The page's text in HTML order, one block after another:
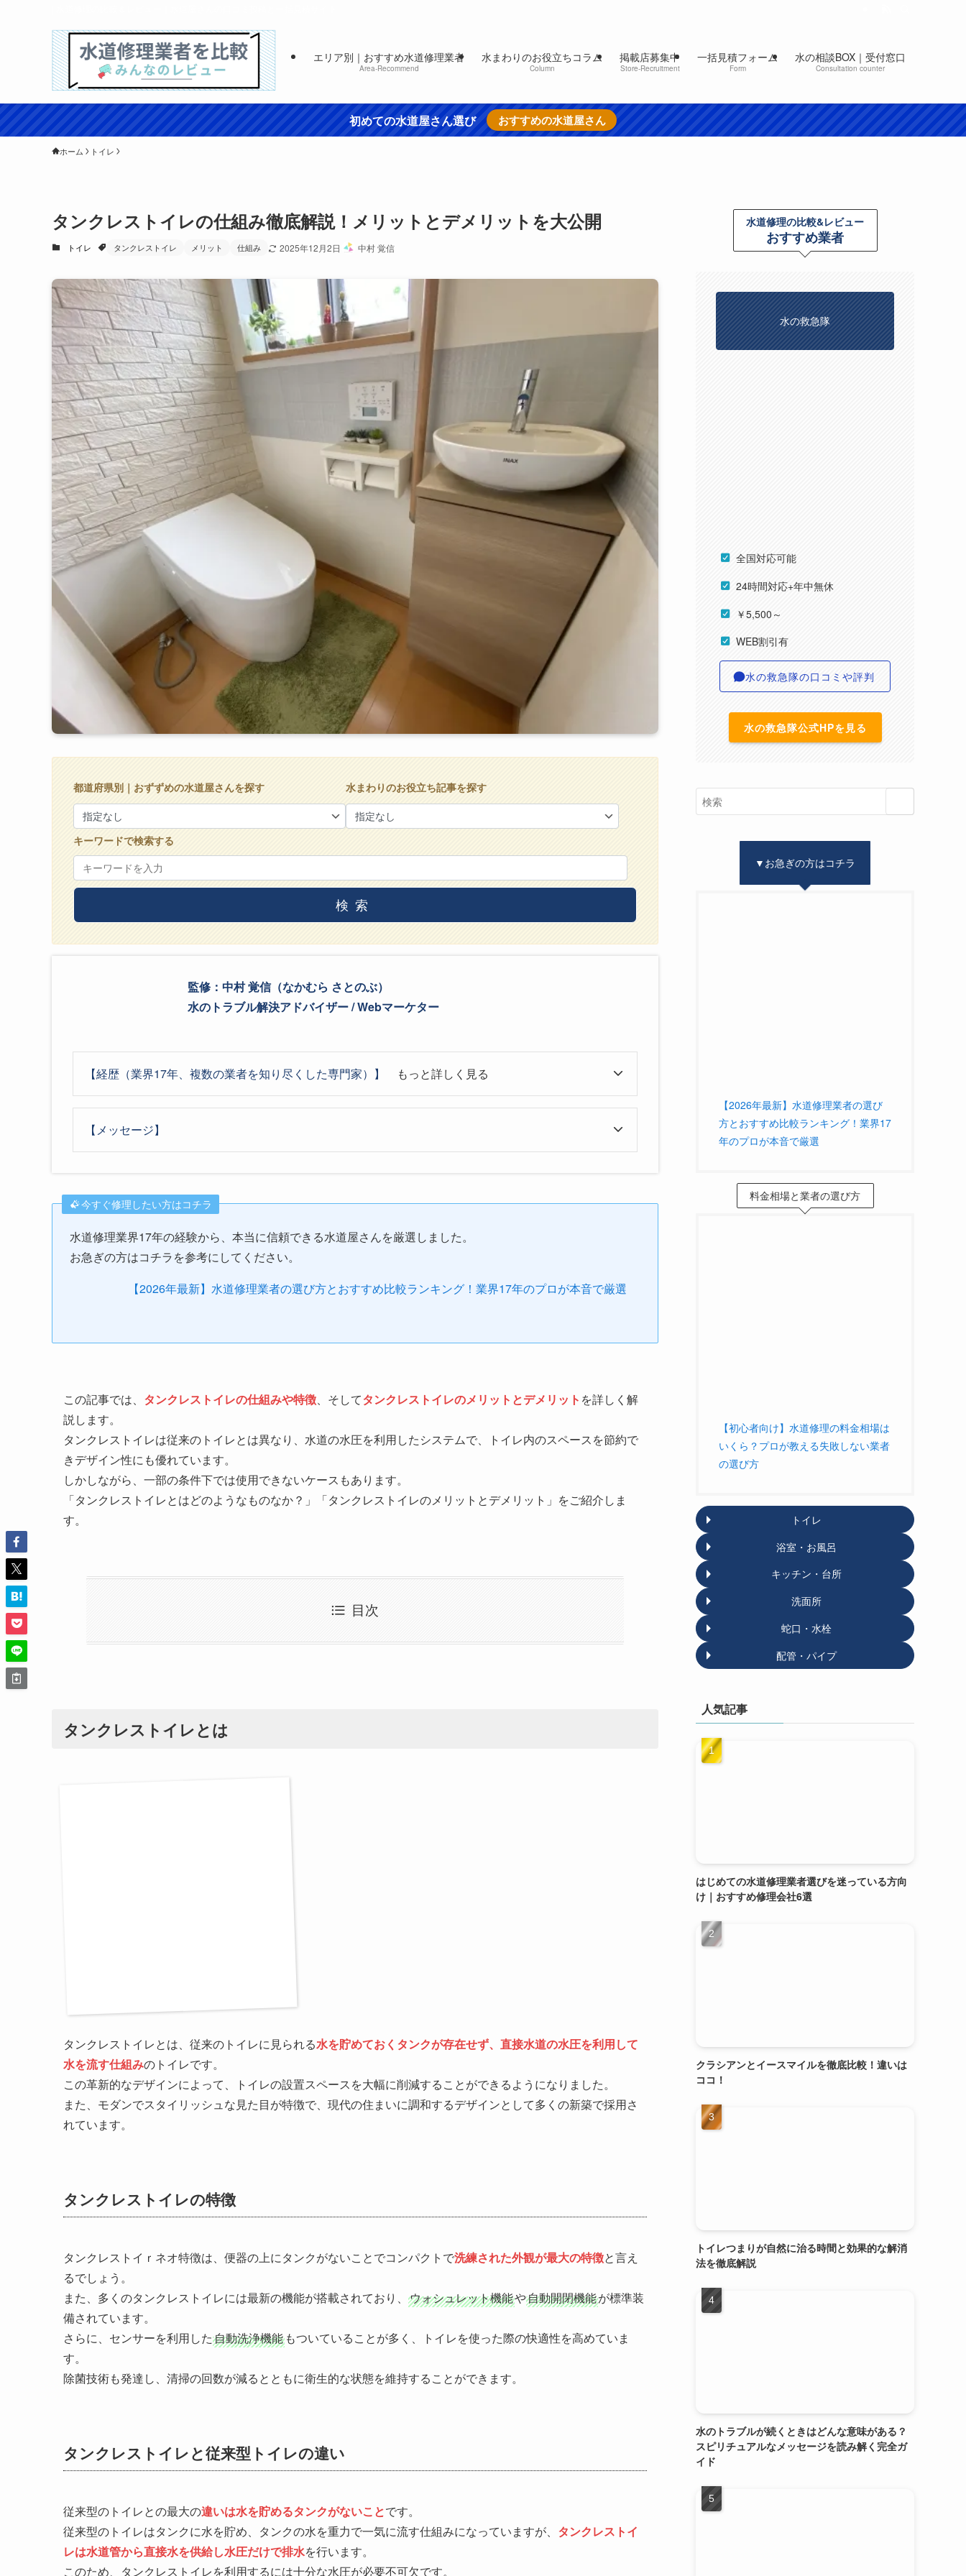
エリア別｜おすすめ水道修理業者
Area-Recommend
水まわりのお役立ちコラム
Column
掲載店募集中
Store-Recruitment
一括見積フォーム
Form
水の相談BOX｜受付窓口
Consultation counter
初めての水道屋さん選び おすすめの水道屋さん
ホーム トイレ
タンクレストイレの仕組み徹底解説！メリットとデメリットを大公開
トイレ タンクレストイレ メリット 仕組み 2025年12月2日 中村 覚信
都道府県別｜おずずめの水道屋さんを探す 水まわりのお役立ち記事を探す
キーワードで検索する
検索
監修：中村 覚信（なかむら さとのぶ）
水のトラブル解決アドバイザー / Webマーケター
【経歴（業界17年、複数の業者を知り尽くした専門家）】 もっと詳しく見る
【メッセージ】
今すぐ修理したい方はコチラ
水道修理業界17年の経験から、本当に信頼できる水道屋さんを厳選しました。
お急ぎの方はコチラを参考にしてください。
【2026年最新】水道修理業者の選び方とおすすめ比較ランキング！業界17年のプロが本音で厳選
この記事では、 タンクレストイレの仕組みや特徴 、そしてタンクレストイレのメリットとデメリット を詳しく解
説します。
タンクレストイレは従来のトイレとは異なり、水道の水圧を利用したシステムで、トイレ内のスペースを節約で
きデザイン性にも優れています。
しかしながら、一部の条件下では使用できないケースもあります。
「タンクレストイレとはどのようなものなか？」「タンクレストイレのメリットとデメリット」をご紹介しま
す。
目次
タンクレストイレとは
タンクレストイレとは、従来のトイレに見られる水を貯めておくタンクが存在せず、直接水道の水圧を利用して
水を流す仕組みのトイレです。
この革新的なデザインによって、トイレの設置スペースを大幅に削減することができるようになりました。
また、モダンでスタイリッシュな見た目が特徴で、現代の住まいに調和するデザインとして多くの新築で採用さ
れています。
タンクレストイレの特徴
タンクレストイｒネオ特徴は、便器の上にタンクがないことでコンパクトで洗練された外観が最大の特徴と言え
るでしょう。
また、多くのタンクレストイレには最新の機能が搭載されており、 ウォシュレット機能や自動開閉機能が標準装
備されています。
さらに、センサーを利用した自動洗浄機能 もついていることが多く、トイレを使った際の快適性を高めていま
す。
除菌技術も発達し、清掃の回数が減るとともに衛生的な状態を維持することができます。
タンクレストイレと従来型トイレの違い
従来型のトイレとの最大の違いは水を貯めるタンクがないことです。
従来型のトイレはタンクに水を貯め、タンクの水を重力で一気に流す仕組みになっていますが、 タンクレストイ
レは水道管から直接水を供給し水圧だけで排水を行います。
このため、タンクレストイレを利用するには十分な水圧が必要不可欠です。
水道修理の比較&レビュー
おすすめ業者
水の救急隊
全国対応可能
24時間対応+年中無休
￥5,500～
WEB割引有
水の救急隊の口コミや評判
水の救急隊公式HPを見る
▼お急ぎの方はコチラ
【2026年最新】水道修理業者の選び
方とおすすめ比較ランキング！業界17
年のプロが本音で厳選
料金相場と業者の選び方
【初心者向け】水道修理の料金相場は
いくら？プロが教える失敗しない業者
の選び方
トイレ
浴室・お風呂
キッチン・台所
洗面所
蛇口・水栓
配管・パイプ
人気記事
はじめての水道修理業者選びを迷っている方向
け｜おすすめ修理会社6選
クラシアンとイースマイルを徹底比較！違いは
ココ！
トイレつまりが自然に治る時間と効果的な解消
法を徹底解説
水のトラブルが続くときはどんな意味がある？
スピリチュアルなメッセージを読み解く完全ガ
イド